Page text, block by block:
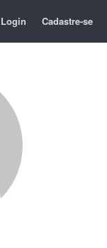
Login Cadastre-se